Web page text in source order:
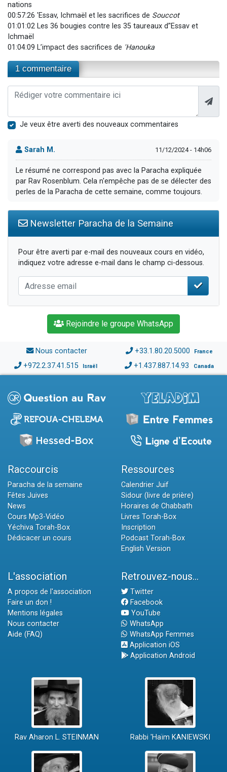
nations
00:57:26 'Essav, Ichmaël et les sacrifices de Souccot
01:01:02 Les 36 bougies contre les 35 taureaux d’'Essav et
Ichmaël
01:04:09 L’impact des sacrifices de 'Hanouka
1 commentaire
Je veux être averti des nouveaux commentaires
Sarah M. 11/12/2024 - 14h06
Le résumé ne correspond pas avec la Paracha expliquée
par Rav Rosenblum. Cela n'empêche pas de se délecter des
perles de la Paracha de cette semaine, comme toujours.
Newsletter Paracha de la Semaine
Pour être averti par e-mail des nouveaux cours en vidéo,
indiquez votre adresse e-mail dans le champ ci-dessous.
Rejoindre le groupe WhatsApp
Nous contacter +33.1.80.20.5000 France
+972.2.37.41.515 Israël +1.437.887.14.93 Canada
Raccourcis
Paracha de la semaine
Fêtes Juives
News
Cours Mp3-Vidéo
Yéchiva Torah-Box
Dédicacer un cours
Ressources
Calendrier Juif
Sidour (livre de prière)
Horaires de Chabbath
Livres Torah-Box
Inscription
Podcast Torah-Box
English Version
L'association
A propos de l'association
Faire un don !
Mentions légales
Nous contacter
Aide (FAQ)
Retrouvez-nous...
Twitter
Facebook
YouTube
WhatsApp
WhatsApp Femmes
Application iOS
Application Android
Rav Aharon L. STEINMAN Rabbi 'Haïm KANIEWSKI